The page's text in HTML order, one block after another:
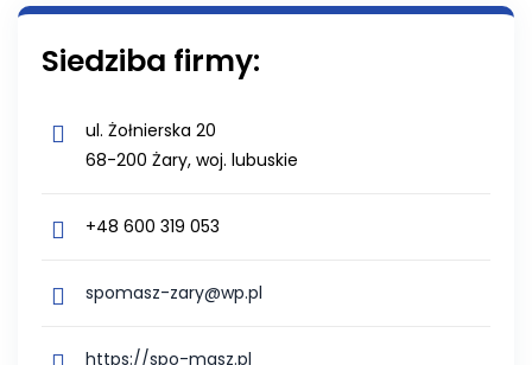
Siedziba firmy:
ul. Żołnierska 20
68-200 Żary, woj. lubuskie
+48 600 319 053
spomasz-zary@wp.pl
https://spo-masz.pl